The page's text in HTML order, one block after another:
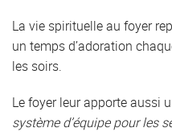
La vie spirituelle au foyer
un temps d’adoration
les soirs.
Le foyer leur apporte aussi
système d’équipe pour les